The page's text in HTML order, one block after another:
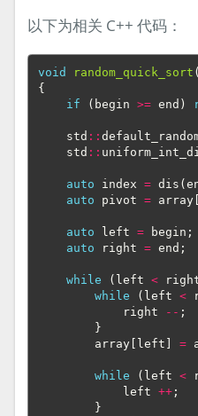
以下为相关 C++ 代码：
void random_quick_sort (
{
if
( begin >= end )
std ::
std ::
auto index = dis (
auto
pivot = array
auto left = begin ;
auto
right = end ;
while ( left <
while
( left <
right
-- ;
}
array
left =
while ( left <
left
++ ;
}